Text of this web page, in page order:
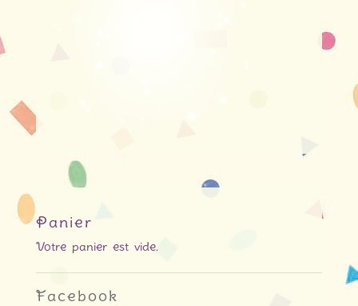
Panier
Votre panier est vide.
Facebook